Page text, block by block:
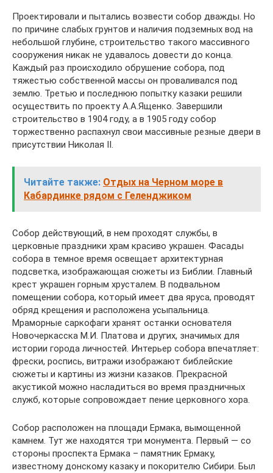
Проектировали и пытались возвести собор дважды. Но
по причине слабых грунтов и наличия подземных вод на
небольшой глубине, строительство такого массивного
сооружения никак не удавалось довести до конца.
Каждый раз происходило обрушение собора, под
тяжестью собственной массы он проваливался под
землю. Третью и последнюю попытку казаки решили
осуществить по проекту А.А.Ященко. Завершили
строительство в 1904 году, а в 1905 году собор
торжественно распахнул свои массивные резные двери в
присутствии Николая II.
Читайте также: Отдых на Черном море в
Кабардинке рядом с Геленджиком
Собор действующий, в нем проходят службы, в
церковные праздники храм красиво украшен. Фасады
собора в темное время освещает архитектурная
подсветка, изображающая сюжеты из Библии. Главный
крест украшен горным хрусталем. В подвальном
помещении собора, который имеет два яруса, проводят
обряд крещения и расположена усыпальница.
Мраморные саркофаги хранят останки основателя
Новочеркасска М.И. Платова и других, значимых для
истории города личностей. Интерьер собора впечатляет:
фрески, роспись, витражи изображают библейские
сюжеты и картины из жизни казаков. Прекрасной
акустикой можно насладиться во время праздничных
служб, которые сопровождает пение церковного хора.
Собор расположен на площади Ермака, вымощенной
камнем. Тут же находятся три монумента. Первый — со
стороны проспекта Ермака – памятник Ермаку,
известному донскому казаку и покорителю Сибири. Был